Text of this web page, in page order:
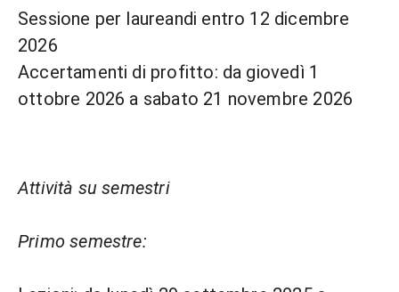
Sessione per laureandi entro 12 dicembre
2026
Accertamenti di profitto: da giovedì 1
ottobre 2026 a sabato 21 novembre 2026
Attività su semestri
Primo semestre: